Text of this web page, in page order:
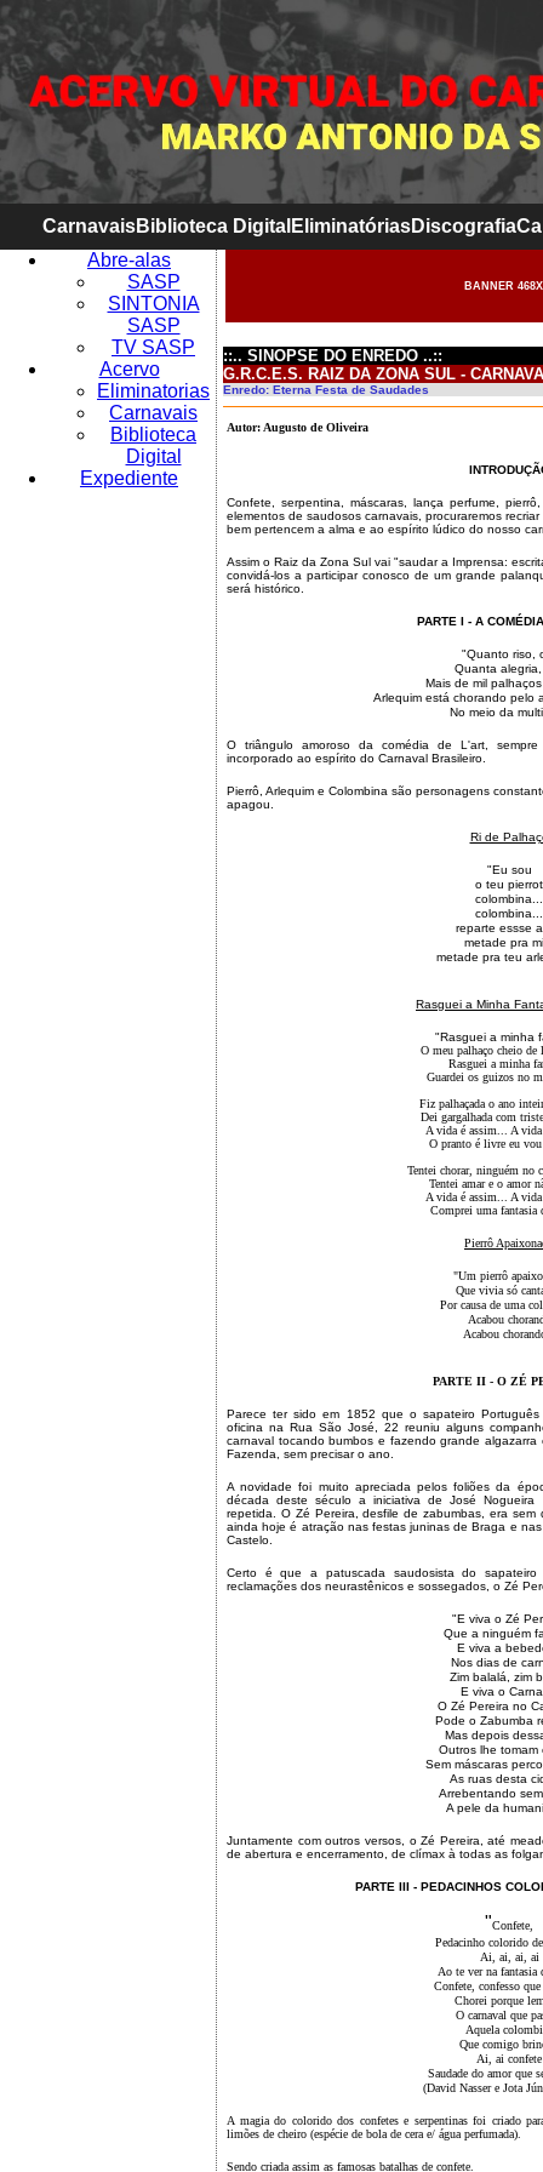
CarnavaisBiblioteca Digital EliminatóriasDiscografia
Abre-alas
SASP
SINTONIA
SASP
TV SASP
Acervo
Eliminatorias
Carnavais
Biblioteca
Digital
Expediente
BANNER
::.. SINOPSE DO ENREDO ..::
G.R.C.E.S. RAIZ DA ZONA SUL -
Enredo: Eterna Festa de Saudades
Autor: Augusto de Oliveira
Confete, serpentina, máscaras, lança perfume,
elementos de saudosos carnavais, procuraremos
bem pertencem a alma e ao espírito lúdico do nosso
Assim o Raiz da Zona Sul vai "saudar a Imprensa:
convidá-los a participar conosco de um grande
será histórico.
PARTE I - A
"Quanto riso,
Quanta
Mais de mil
Arlequim está chorando pelo
No meio da
O triângulo amoroso da comédia de L'art,
incorporado ao espírito do Carnaval Brasileiro.
Pierrô, Arlequim e Colombina são personagens
apagou.
Ri de
"Eu sou
o teu pierrot
colombina...
colombina...
reparte essse
metade pra
metade pra teu
Rasguei a Minha
"Rasguei a minha
O meu palhaço cheio de
Rasguei a minha
Guardei os guizos no
Fiz palhaçada o ano
Dei gargalhada com
A vida é assim... A
O pranto é livre eu vou
Tentei chorar, ninguém no
Tentei amar e o amor
A vida é assim... A
Comprei uma fantasia
Pierrô
"Um pierrô
Que vivia só
Por causa de uma
Acabou
Acabou
PARTE II - O ZÉ
Parece ter sido em 1852 que o sapateiro
oficina na Rua São José, 22 reuniu alguns
carnaval tocando bumbos e fazendo grande
Fazenda, sem precisar o ano.
A novidade foi muito apreciada pelos foliões da
década deste século a iniciativa de José
repetida. O Zé Pereira, desfile de zabumbas, era
ainda hoje é atração nas festas juninas de Braga e
Castelo.
Certo é que a patuscada saudosista do
reclamações dos neurastênicos e sossegados, o Zé
"E viva o Zé
Que a ninguém
E viva a
Nos dias de
Zim balalá, zim
E viva o
O Zé Pereira no
Pode o Zabumba
Mas depois
Outros lhe tomam
Sem máscaras
As ruas desta
Arrebentando
A pele da
Juntamente com outros versos, o Zé Pereira, até
de abertura e encerramento, de clímax à todas as
PARTE III - PEDACINHOS
"Confete,
Pedacinho colorido de
Ai, ai, ai, ai
Ao te ver na fantasia
Confete, confesso
Chorei porque
O carnaval que
Aquela
Que comigo
Ai, ai confete
Saudade do amor que
(David Nasser e Jota
A magia do colorido dos confetes e serpentinas foi criado
limões de cheiro (espécie de bola de cera e/ água perfumada).
Sendo criada assim as famosas batalhas de confete.